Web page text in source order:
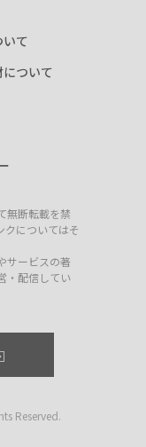
て
ついて
無断転載を禁
クについてはそ
サービスの著
・配信してい
Reserved.